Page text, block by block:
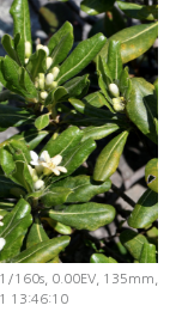
160s, 0.00EV, 135mm,
13:46:10